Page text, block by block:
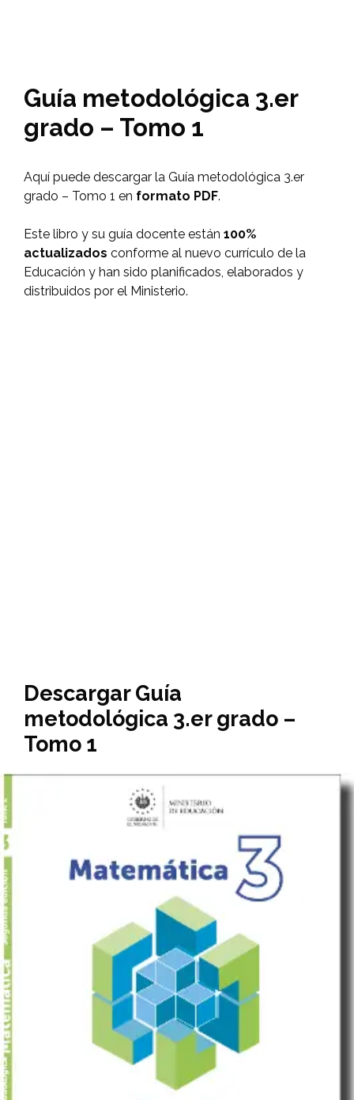
Guía metodológica 3.er
grado – Tomo 1
Aquí puede descargar la Guía metodológica 3.er
grado – Tomo 1 en formato PDF.
Este libro y su guía docente están 100%
actualizados conforme al nuevo currículo de la
Educación y han sido planificados, elaborados y
distribuidos por el Ministerio.
Descargar Guía
metodológica 3.er grado –
Tomo 1